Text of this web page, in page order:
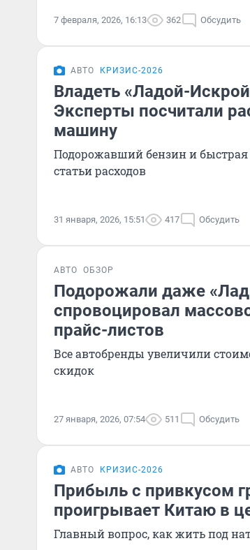
7 февраля, 2026, 16:13 362 Обсудить
АВТО КРИЗИС-2026
Владеть «Ладой-
Эксперты посчитали
машину
Подорожавший бензин и
статьи расходов
31 января, 2026, 15:51 417 Обсудить
АВТО ОБЗОР
Подорожали даже
спровоцировал
прайс-листов
Все автобренды увеличили
скидок
27 января, 2026, 07:54 511 Обсудить
АВТО КРИЗИС-2026
Прибыль с привкусом
проигрывает Китаю в
Главный вопрос, как жить под